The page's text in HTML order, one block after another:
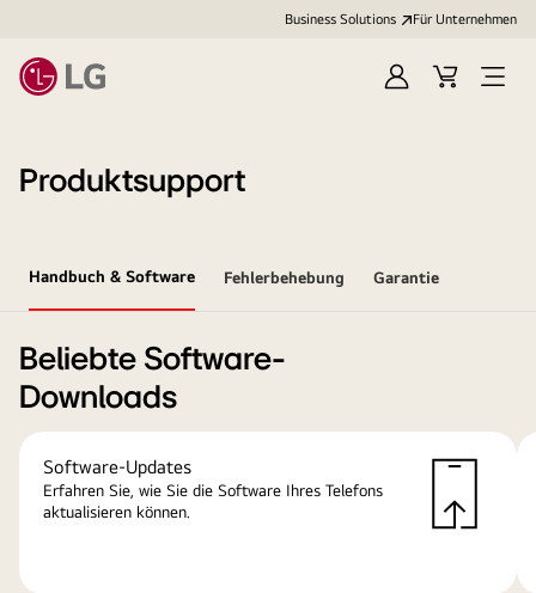
Business Solutions Für Unternehmen
Anmelden
Cart
Open
Produktsupport
Handbuch & Software Fehlerbehebung Garantie
Beliebte Software-
Downloads
Software-Updates
Erfahren Sie, wie Sie die Software Ihres Telefons
aktualisieren können.